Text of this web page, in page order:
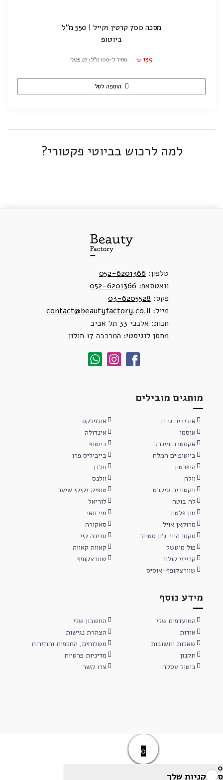
מסכה 700 קרטין וקייל | 550 מ"ל
ביוטופ
₪ 139 מחיר ל-100 מ"ל: ₪25.27
הוספה לסל
למה לרכוש בביוטי פקטורי?
טלפון: 052-6201366
וואטסאפ: 052-6201366
פקס: 03-6205528
מייל: contact@beautyfactory.co.il
חנות: אלנבי 33 תל אביב
מחסן לוגיסטי: המרכבה 17 חולון
מותגים מובילים
אוליביה גרדן
אולפלקס
אוסמו
אינדולה
אקסטרה מינרל
ביוטופ
ביוטופ ים המלח
בייביליס פרו
היפרטין
וולדן
וולה
וולנס
ויקטוריה סיקרט
טופיק זקיקי שיער
לה בוטה
לוריאל
מון פלטין
מיי וואי
מרוקאן אויל
סאקורה
סקסי הייר ג'ון סטייל
סרינה קיי
פול מיטשל
קאווה קאווה
קרייזי קולור
שוורצקופף
שוורצקופף-אוסיס
מידע נוסף
המועדפים שלי
החשבון שלי
אודות
הצהרת נגישות
שאלות ותשובות
משלוחים, החלפות והחזרות
תקנון
מדיניות פרטיות
ביטול עסקה
צרו קשר
0
0
סל הקניות שלך